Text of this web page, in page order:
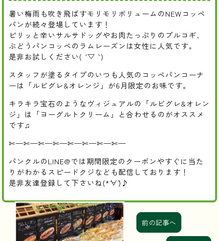
暑い梅雨も吹き飛ばすモリモリボリュームのNEWコッペ
パンが続々登場しています！
ピリッと辛いサルサドッグやお肉たっぷりのプルコギ、
ぶどうパンコッペのラムレーズンは女性に人気です。
是非お試しください( ´ ▽ ` )
スタッフが塗るタイプのいつも人気のコッペパンコーナ
ーは「ルビグレ&オレンジ」が6月限定のお味です。
キラキラ宝石のようなヴィジュアルの「ルビグレ&オレン
ジ」は「ヨーグルトクリーム」と合わせるのがオススメ
です♫
✄—✄—✄—✄—✄—✄—✄—✄—
パンクルのLINE@では期間限定のクーポンやすぐに当た
りがわかるスピードクジなども配信しております！
是非友達登録して下さいね(*´∀`)♪
前の記事へ